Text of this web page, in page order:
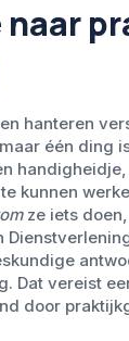
hanteren
één ding
kunnen
ze iets
Dat vereist
door